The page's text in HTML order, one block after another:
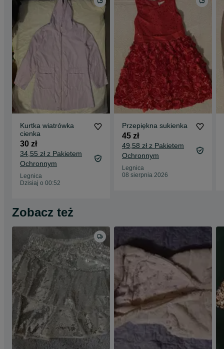
Kurtka wiatrówka
cienka
30 zł
34,55 zł z Pakietem
Ochronnym
Legnica
Dzisiaj o 00:52
Przepiękna sukienka
45 zł
49,58 zł z Pakietem
Ochronnym
Legnica
08 sierpnia 2026
Zobacz też